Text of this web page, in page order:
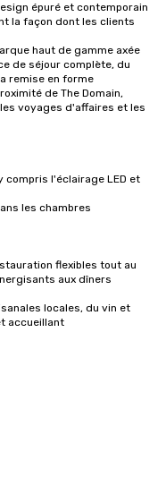
épuré et contemporain
la façon dont les clients
haut de gamme axée
de séjour complète, du
remise en forme
de The Domain,
voyages d'affaires et les
compris l'éclairage LED et
les chambres
flexibles tout au
aux dîners
locales, du vin et
accueillant